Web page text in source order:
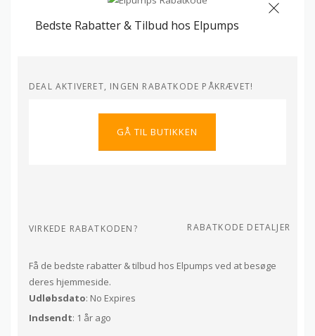
Bedste Rabatter & Tilbud hos Elpumps
DEAL AKTIVERET, INGEN RABATKODE PÅKRÆVET!
GÅ TIL BUTIKKEN
VIRKEDE RABATKODEN? RABATKODE DETALJER
Få de bedste rabatter & tilbud hos Elpumps ved at besøge
deres hjemmeside.
Udløbsdato: No Expires
Indsendt: 1 år ago